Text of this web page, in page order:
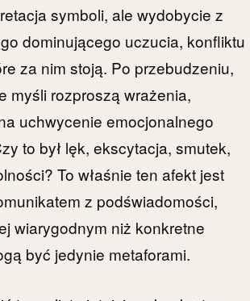
symboli, ale wydobycie z
dominującego uczucia, konfliktu
za nim stoją. Po przebudzeniu,
myśli rozproszą wrażenia,
uchwycenie emocjonalnego
to był lęk, ekscytacja, smutek,
To właśnie ten afekt jest
z podświadomości,
wiarygodnym niż konkretne
być jedynie metaforami.